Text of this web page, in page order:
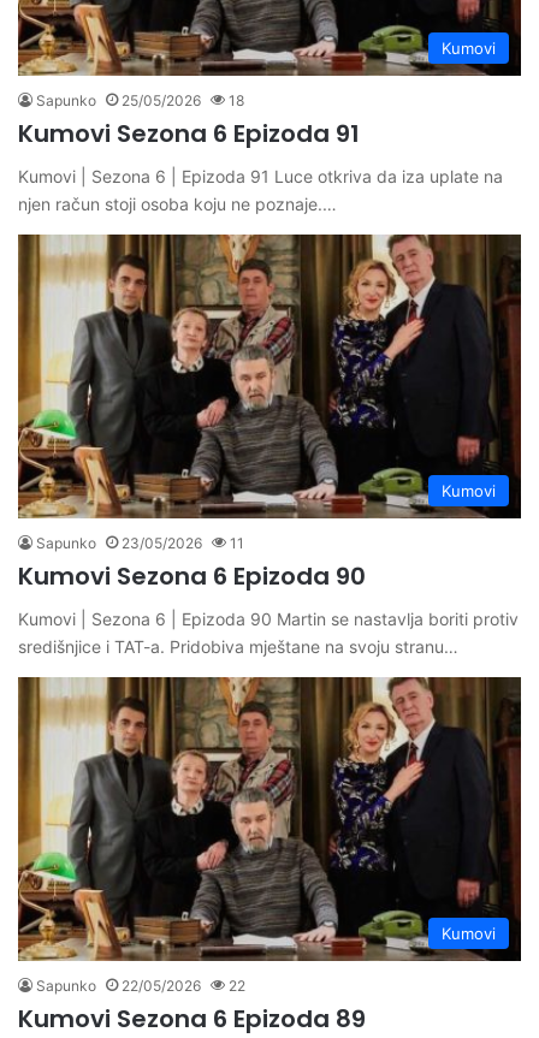
Kumovi
Sapunko 25/05/2026 18
Kumovi Sezona 6 Epizoda 91
Kumovi | Sezona 6 | Epizoda 91 Luce otkriva da iza uplate na
njen račun stoji osoba koju ne poznaje.…
Kumovi
Sapunko 23/05/2026 11
Kumovi Sezona 6 Epizoda 90
Kumovi | Sezona 6 | Epizoda 90 Martin se nastavlja boriti protiv
središnjice i TAT-a. Pridobiva mještane na svoju stranu…
Kumovi
Sapunko 22/05/2026 22
Kumovi Sezona 6 Epizoda 89